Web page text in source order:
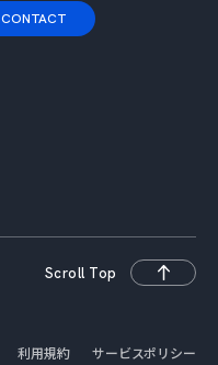
CONTACT
Scroll Top
利用規約 サービスポリシー